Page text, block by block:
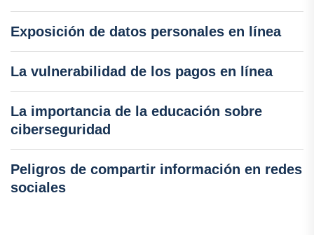
Exposición de datos personales en línea
La vulnerabilidad de los pagos en línea
La importancia de la educación sobre
ciberseguridad
Peligros de compartir información en redes
sociales